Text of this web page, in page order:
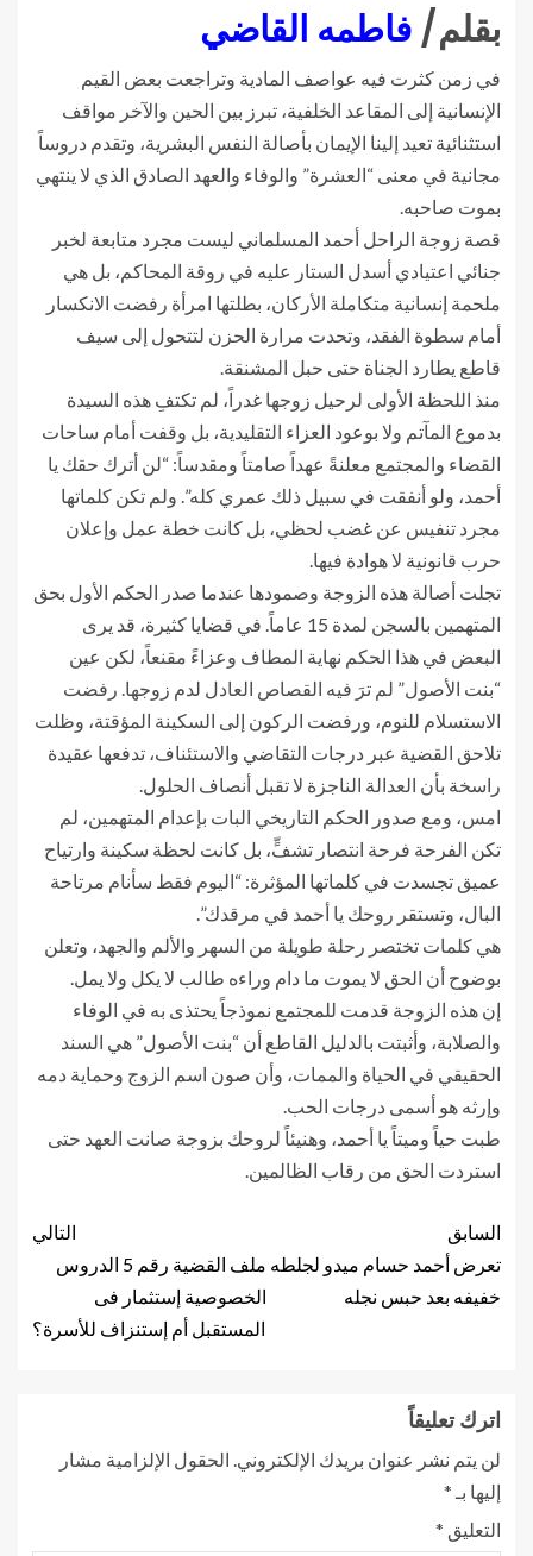
بقلم/ فاطمه القاضي
في زمن كثرت فيه عواصف المادية وتراجعت بعض القيم
الإنسانية إلى المقاعد الخلفية، تبرز بين الحين والآخر مواقف
استثنائية تعيد إلينا الإيمان بأصالة النفس البشرية، وتقدم دروساً
مجانية في معنى “العشرة” والوفاء والعهد الصادق الذي لا ينتهي
بموت صاحبه.
قصة زوجة الراحل أحمد المسلماني ليست مجرد متابعة لخبر
جنائي اعتيادي أسدل الستار عليه في روقة المحاكم، بل هي
ملحمة إنسانية متكاملة الأركان، بطلتها امرأة رفضت الانكسار
أمام سطوة الفقد، وتحدت مرارة الحزن لتتحول إلى سيف
قاطع يطارد الجناة حتى حبل المشنقة.
منذ اللحظة الأولى لرحيل زوجها غدراً، لم تكتفِ هذه السيدة
بدموع المآتم ولا بوعود العزاء التقليدية، بل وقفت أمام ساحات
القضاء والمجتمع معلنةً عهداً صامتاً ومقدساً: “لن أترك حقك يا
أحمد، ولو أنفقت في سبيل ذلك عمري كله”. ولم تكن كلماتها
مجرد تنفيس عن غضب لحظي، بل كانت خطة عمل وإعلان
حرب قانونية لا هوادة فيها.
تجلت أصالة هذه الزوجة وصمودها عندما صدر الحكم الأول بحق
المتهمين بالسجن لمدة 15 عاماً. في قضايا كثيرة، قد يرى
البعض في هذا الحكم نهاية المطاف وعزاءً مقنعاً، لكن عين
“بنت الأصول” لم ترَ فيه القصاص العادل لدم زوجها. رفضت
الاستسلام للنوم، ورفضت الركون إلى السكينة المؤقتة، وظلت
تلاحق القضية عبر درجات التقاضي والاستئناف، تدفعها عقيدة
راسخة بأن العدالة الناجزة لا تقبل أنصاف الحلول.
امس، ومع صدور الحكم التاريخي البات بإعدام المتهمين، لم
تكن الفرحة فرحة انتصار تشفٍّ، بل كانت لحظة سكينة وارتياح
عميق تجسدت في كلماتها المؤثرة: “اليوم فقط سأنام مرتاحة
البال، وتستقر روحك يا أحمد في مرقدك”.
هي كلمات تختصر رحلة طويلة من السهر والألم والجهد، وتعلن
بوضوح أن الحق لا يموت ما دام وراءه طالب لا يكل ولا يمل.
إن هذه الزوجة قدمت للمجتمع نموذجاً يحتذى به في الوفاء
والصلابة، وأثبتت بالدليل القاطع أن “بنت الأصول” هي السند
الحقيقي في الحياة والممات، وأن صون اسم الزوج وحماية دمه
وإرثه هو أسمى درجات الحب.
طبت حياً وميتاً يا أحمد، وهنيئاً لروحك بزوجة صانت العهد حتى
استردت الحق من رقاب الظالمين.
السابق
تعرض أحمد حسام ميدو لجلطه
خفيفه بعد حبس نجله
التالي
ملف القضية رقم 5 الدروس
الخصوصية إستثمار فى
المستقبل أم إستنزاف للأسرة؟
اترك تعليقاً
لن يتم نشر عنوان بريدك الإلكتروني. الحقول الإلزامية مشار
إليها بـ *
التعليق *